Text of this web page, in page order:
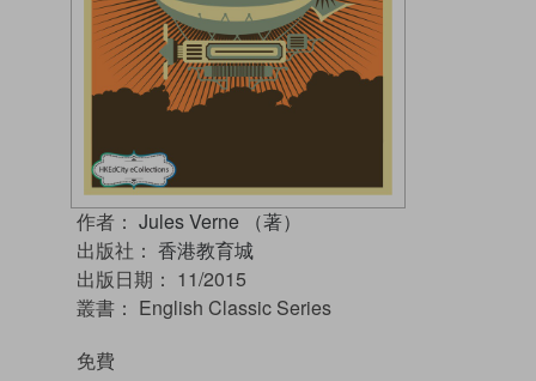
作者： Jules Verne （著）
出版社： 香港教育城
出版日期： 11/2015
叢書： English Classic Series
免費